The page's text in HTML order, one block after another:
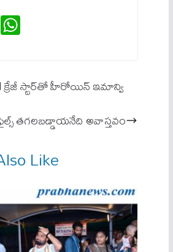
W
ha
A
pp
l క్రేజీ స్టార్‌తో హీరోయిన్ ఇమాన్వి
తగలబడ్డాయనేది అవాస్తవం
Like